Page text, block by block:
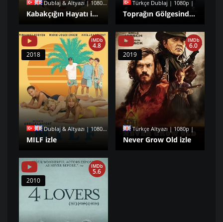
Dublaj & Altyazı | 1080p |
Kabakçığın Hayatı izle
Türkçe Dublaj | 1080p |
Toprağın Gölgesinde izle
Dublaj & Altyazı | 1080p |
MILF izle
IMDb
4.8
2018
Türkçe Altyazı | 1080p |
Never Grow Old izle
IMDb
6.0
2019
IMDb
5.6
2010